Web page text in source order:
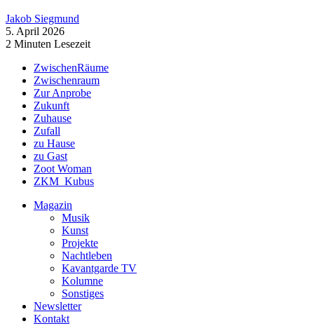
Jakob Siegmund
5. April 2026
2 Minuten Lesezeit
ZwischenRäume
Zwischenraum
Zur Anprobe
Zukunft
Zuhause
Zufall
zu Hause
zu Gast
Zoot Woman
ZKM_Kubus
Magazin
Musik
Kunst
Projekte
Nachtleben
Kavantgarde TV
Kolumne
Sonstiges
Newsletter
Kontakt